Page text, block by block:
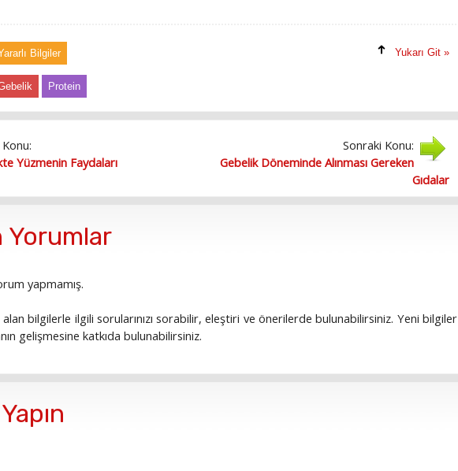
Bilgiler Yukarı Git »
Protein
Yüzmenin Faydaları
Sonraki Konu:
Gebelik Döneminde Alınması Gereken
Gıdalar
Yorumlar
yapmamış.
bilgilerle ilgili sorularınızı sorabilir, eleştiri ve önerilerde bulunabilirsiniz. Yeni bilgiler
gelişmesine katkıda bulunabilirsiniz.